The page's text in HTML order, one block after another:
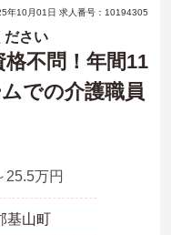
年10月01日 求人番号：10194305
さい
格不問！年間11
での介護職員
25.5万円
基山町